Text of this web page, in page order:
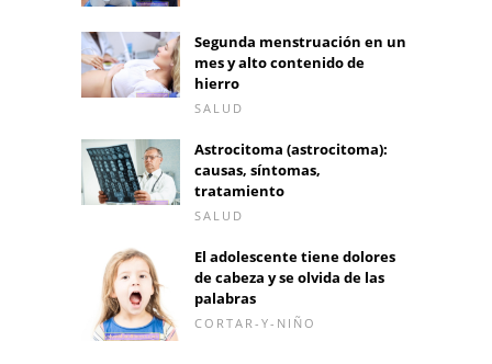
Segunda menstruación en un
mes y alto contenido de
hierro
SALUD
Astrocitoma (astrocitoma):
causas, síntomas,
tratamiento
SALUD
El adolescente tiene dolores
de cabeza y se olvida de las
palabras
CORTAR-Y-NIÑO